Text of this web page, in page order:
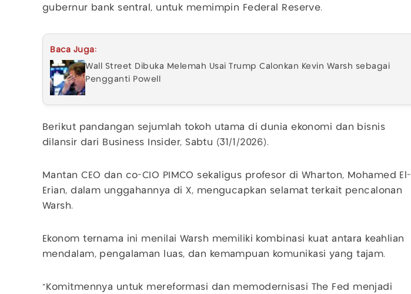
gubernur bank sentral, untuk memimpin Federal Reserve.
Baca Juga:
Wall Street Dibuka Melemah Usai Trump Calonkan Kevin Warsh sebagai
Pengganti Powell
Berikut pandangan sejumlah tokoh utama di dunia ekonomi dan bisnis
dilansir dari Business Insider, Sabtu (31/1/2026).
Mantan CEO dan co-CIO PIMCO sekaligus profesor di Wharton, Mohamed El-
Erian, dalam unggahannya di X, mengucapkan selamat terkait pencalonan
Warsh.
Ekonom ternama ini menilai Warsh memiliki kombinasi kuat antara keahlian
mendalam, pengalaman luas, dan kemampuan komunikasi yang tajam.
"Komitmennya untuk mereformasi dan memodernisasi The Fed menjadi